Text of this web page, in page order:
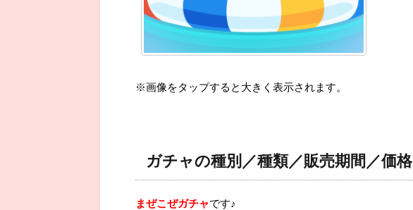
※画像をタップすると大きく表示されます。
ガチャの種別／種類／販売期間／価格
まぜこぜガチャです♪